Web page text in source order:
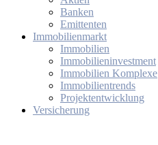
Banken
Emittenten
Immobilienmarkt
Immobilien
Immobilieninvestment
Immobilien Komplexe
Immobilientrends
Projektentwicklung
Versicherung